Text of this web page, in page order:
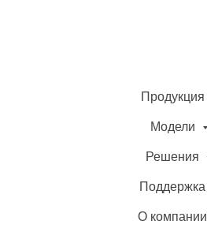
Продукция
Модели
Решения
Поддержка
О компании